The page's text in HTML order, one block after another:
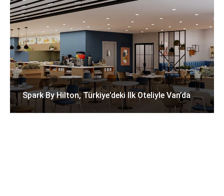
Spark By Hilton, Türkiye’deki Ilk Oteliyle Van’da